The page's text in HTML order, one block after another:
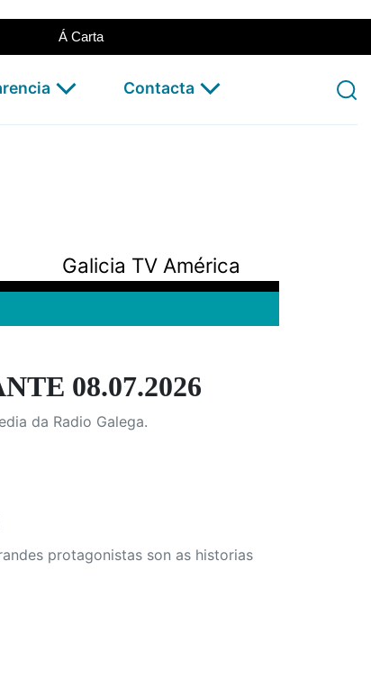
Á Carta
Contacta
Galicia TV América
08.07.2026
da Radio Galega.
protagonistas son as historias